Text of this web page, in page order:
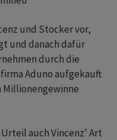
und Stocker vor,
und danach dafür
durch die
Aduno aufgekauft
Millionengewinne
auch Vincenz' Art